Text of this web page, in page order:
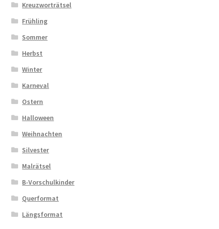
Kreuzworträtsel
Frühling
Sommer
Herbst
Winter
Karneval
Ostern
Halloween
Weihnachten
Silvester
Malrätsel
B-Vorschulkinder
Querformat
Längsformat